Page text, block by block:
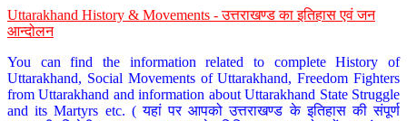
Uttarakhand History & Movements - उत्तराखण्ड का इतिहास एवं जन
आन्दोलन
You can find the information related to complete History of
Uttarakhand, Social Movements of Uttarakhand, Freedom Fighters
from Uttarakhand and information about Uttarakhand State Struggle
and its Martyrs etc. ( यहां पर आपको उत्तराखण्ड के इतिहास की संपूर्ण